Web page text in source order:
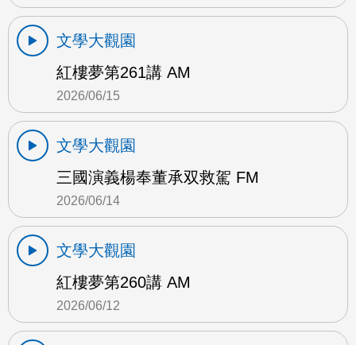
文學大觀園
紅樓夢第261講 AM
2026/06/15
文學大觀園
三國演義楊奉董承双救駕 FM
2026/06/14
文學大觀園
紅樓夢第260講 AM
2026/06/12